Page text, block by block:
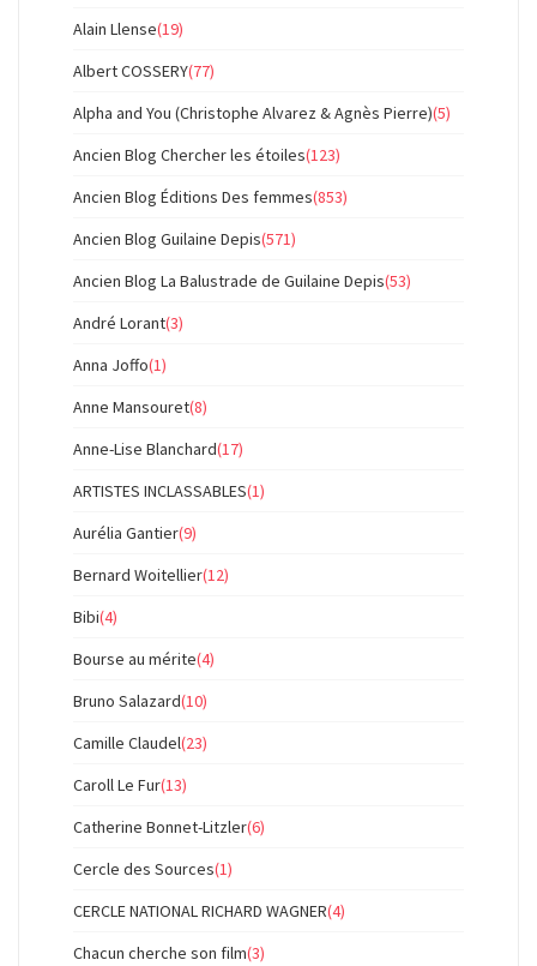
Alain Llense(19)
Albert COSSERY(77)
Alpha and You (Christophe Alvarez & Agnès Pierre)(5)
Ancien Blog Chercher les étoiles(123)
Ancien Blog Éditions Des femmes(853)
Ancien Blog Guilaine Depis(571)
Ancien Blog La Balustrade de Guilaine Depis(53)
André Lorant(3)
Anna Joffo(1)
Anne Mansouret(8)
Anne-Lise Blanchard(17)
ARTISTES INCLASSABLES(1)
Aurélia Gantier(9)
Bernard Woitellier(12)
Bibi(4)
Bourse au mérite(4)
Bruno Salazard(10)
Camille Claudel(23)
Caroll Le Fur(13)
Catherine Bonnet-Litzler(6)
Cercle des Sources(1)
CERCLE NATIONAL RICHARD WAGNER(4)
Chacun cherche son film(3)